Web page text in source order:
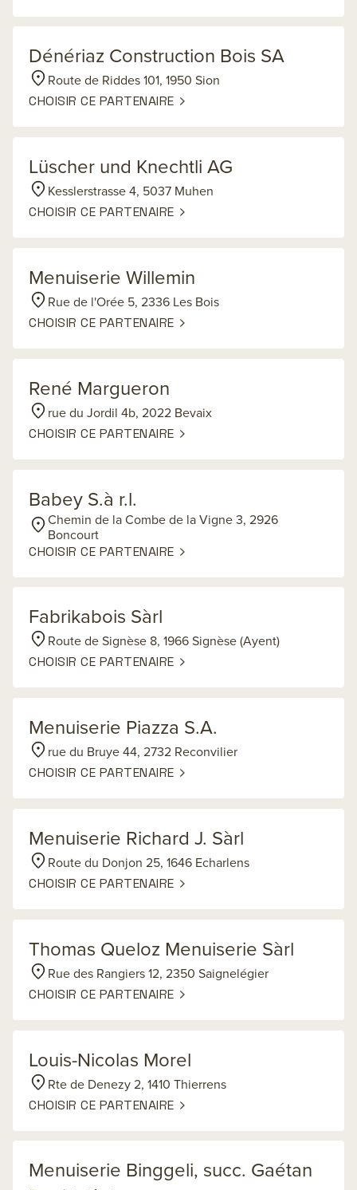
Dénériaz Construction Bois SA
Route de Riddes 101, 1950 Sion
CHOISIR CE PARTENAIRE
Lüscher und Knechtli AG
Kesslerstrasse 4, 5037 Muhen
CHOISIR CE PARTENAIRE
Menuiserie Willemin
Rue de l'Orée 5, 2336 Les Bois
CHOISIR CE PARTENAIRE
René Margueron
rue du Jordil 4b, 2022 Bevaix
CHOISIR CE PARTENAIRE
Babey S.à r.l.
Chemin de la Combe de la Vigne 3, 2926
Boncourt
CHOISIR CE PARTENAIRE
Fabrikabois Sàrl
Route de Signèse 8, 1966 Signèse (Ayent)
CHOISIR CE PARTENAIRE
Menuiserie Piazza S.A.
rue du Bruye 44, 2732 Reconvilier
CHOISIR CE PARTENAIRE
Menuiserie Richard J. Sàrl
Route du Donjon 25, 1646 Echarlens
CHOISIR CE PARTENAIRE
Thomas Queloz Menuiserie Sàrl
Rue des Rangiers 12, 2350 Saignelégier
CHOISIR CE PARTENAIRE
Louis-Nicolas Morel
Rte de Denezy 2, 1410 Thierrens
CHOISIR CE PARTENAIRE
Menuiserie Binggeli, succ. Gaétan